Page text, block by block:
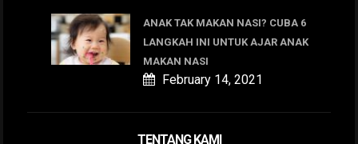
ANAK TAK MAKAN NASI? CUBA 6
LANGKAH INI UNTUK AJAR ANAK
MAKAN NASI
February 14, 2021
TENTANG KAMI